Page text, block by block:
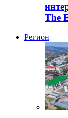
The
Регион